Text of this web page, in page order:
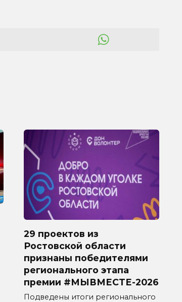
29 проектов из
Ростовской области
признаны победителями
регионального этапа
премии #МЫВМЕСТЕ-2026
Подведены итоги регионального